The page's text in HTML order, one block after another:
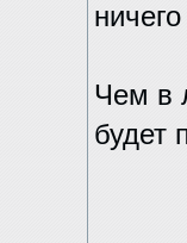
Чем в
будет